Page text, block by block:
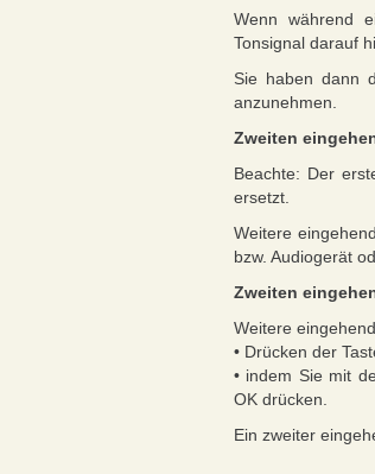
Wenn während
Tonsignal darauf
Sie haben dann
anzunehmen.
Zweiten
Beachte: Der
ersetzt.
Weitere
bzw. Audiogerät
Zweiten
Weitere
• Drücken der
• indem Sie mit
OK drücken.
Ein zweiter